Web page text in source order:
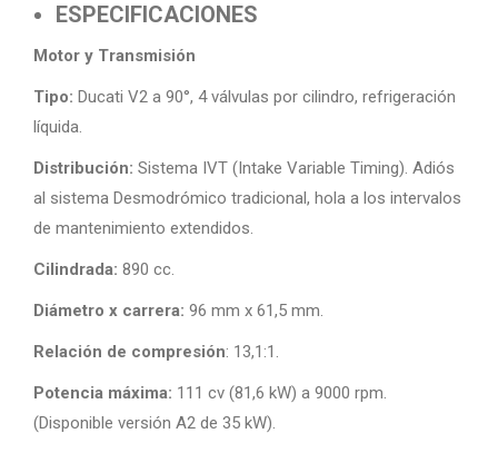
ESPECIFICACIONES
Motor y Transmisión
Tipo: Ducati V2 a 90°, 4 válvulas por cilindro, refrigeración
líquida.
Distribución: Sistema IVT (Intake Variable Timing). Adiós
al sistema Desmodrómico tradicional, hola a los intervalos
de mantenimiento extendidos.
Cilindrada: 890 cc.
Diámetro x carrera: 96 mm x 61,5 mm.
Relación de compresión: 13,1:1.
Potencia máxima: 111 cv (81,6 kW) a 9000 rpm.
(Disponible versión A2 de 35 kW).